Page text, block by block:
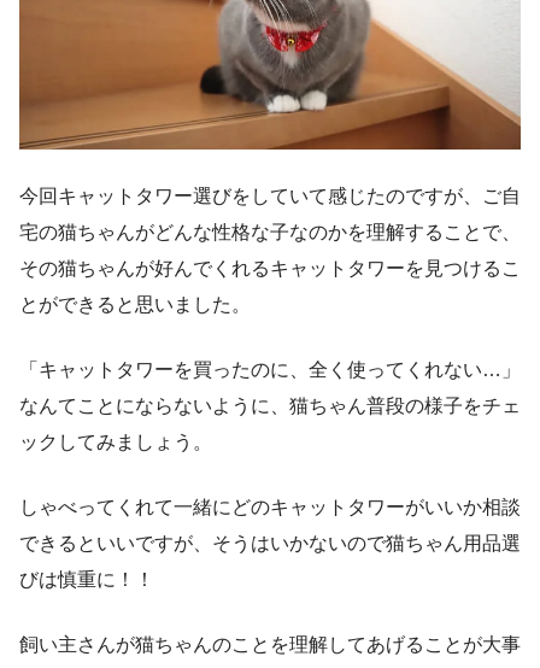
今回キャットタワー選びをしていて感じたのですが、ご自
宅の猫ちゃんがどんな性格な子なのかを理解することで、
その猫ちゃんが好んでくれるキャットタワーを見つけるこ
とができると思いました。
「キャットタワーを買ったのに、全く使ってくれない…」
なんてことにならないように、猫ちゃん普段の様子をチェ
ックしてみましょう。
しゃべってくれて一緒にどのキャットタワーがいいか相談
できるといいですが、そうはいかないので猫ちゃん用品選
びは慎重に！！
飼い主さんが猫ちゃんのことを理解してあげることが大事